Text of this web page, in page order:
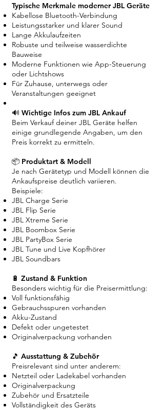
Typische Merkmale moderner JBL Geräte
Kabellose Bluetooth-Verbindung
Leistungsstarker und klarer Sound
Lange Akkulaufzeiten
Robuste und teilweise wasserdichte
Bauweise
Moderne Funktionen wie App-Steuerung
oder Lichtshows
Für Zuhause, unterwegs oder
Veranstaltungen geeignet
🔊 Wichtige Infos zum JBL Ankauf
Beim Verkauf deiner JBL Geräte helfen
einige grundlegende Angaben, um den
Preis korrekt zu ermitteln.
📦 Produktart & Modell
Je nach Gerätetyp und Modell können die
Ankaufspreise deutlich variieren.
Beispiele:
JBL Charge Serie
JBL Flip Serie
JBL Xtreme Serie
JBL Boombox Serie
JBL PartyBox Serie
JBL Tune und Live Kopfhörer
JBL Soundbars
🔋 Zustand & Funktion
Besonders wichtig für die Preisermittlung:
Voll funktionsfähig
Gebrauchsspuren vorhanden
Akku-Zustand
Defekt oder ungetestet
Originalverpackung vorhanden
🎵 Ausstattung & Zubehör
Preisrelevant sind unter anderem:
Netzteil oder Ladekabel vorhanden
Originalverpackung
Zubehör und Ersatzteile
Vollständigkeit des Geräts